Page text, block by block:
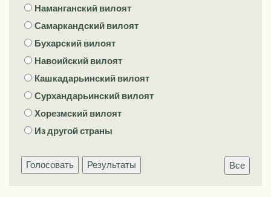
Наманганский вилоят
Самаркандский вилоят
Бухарский вилоят
Навоийский вилоят
Кашкадарьинский вилоят
Сурхандарьинский вилоят
Хорезмский вилоят
Из другой страны
Голосовать Результаты Все